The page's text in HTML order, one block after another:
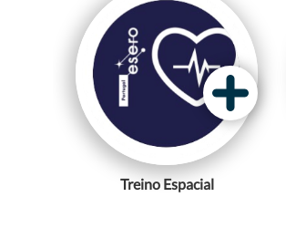
Treino Espacial